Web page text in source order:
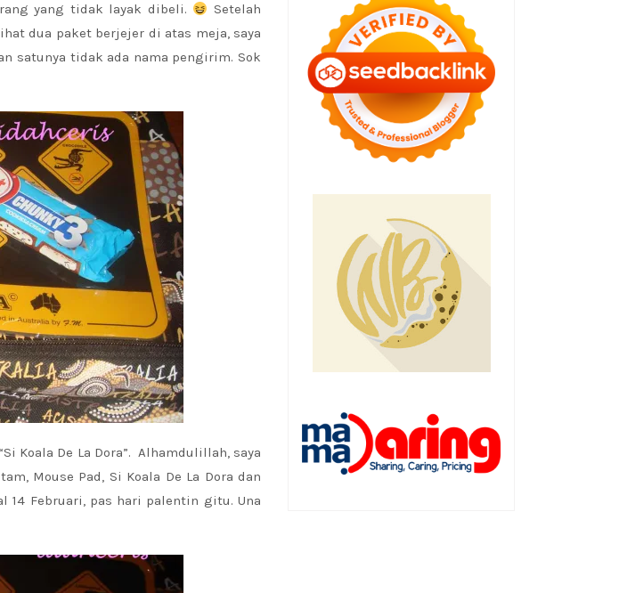
yang tidak layak dibeli.
Setelah
dua paket berjejer di atas meja, saya
satunya tidak ada nama pengirim. Sok
Koala De La Dora”. Alhamdulillah, saya
Mouse Pad, Si Koala De La Dora dan
Februari, pas hari palentin gitu. Una